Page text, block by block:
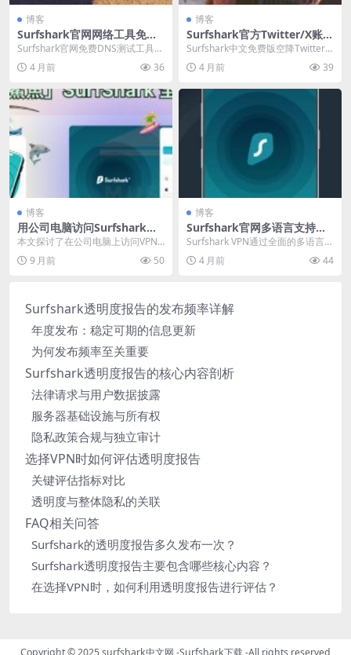
博客
Surfshark官网网络工具免费
DNS测试服务
Surfshark官网免费DNS测试工具是
一款在线网络诊断服务，能快速检
测当前设...
4 月前 36
博客
Surfshark官方Twitter/X账
号：最新动态与网络安全资讯
Surfshark中文免费版空降Twitter
置顶，熊猫emoji引爆转发，七天...
4 月前 39
博客
用公司电脑访问Surfshark官
网会留下MAC地址吗
本文探讨了在公司电脑上访问VPN
官网及下载客户端时的隐私安全问
题。文章指出，网站...
9 月前 50
博客
Surfshark官网多语言支持覆
盖范围统计
Surfshark VPN通过全面的多语言支
持策略，显著提升全球用户体验与
市场渗...
4 月前 44
Surfshark透明度报告的发布频率详解
年度发布：稳定可期的信息更新
为何发布频率至关重要
Surfshark透明度报告的核心内容剖析
法律请求与用户数据披露
服务器基础设施与所有权
隐私政策合规与独立审计
选择VPN时如何评估透明度报告
关键评估指标对比
透明度与整体隐私的关联
FAQ相关问答
Surfshark的透明度报告多久发布一次？
Surfshark透明度报告主要包含哪些核心内容？
在选择VPN时，如何利用透明度报告进行评估？
Copyright © 2025surfshark中文网 -Surfshark下载 -All rights reserved